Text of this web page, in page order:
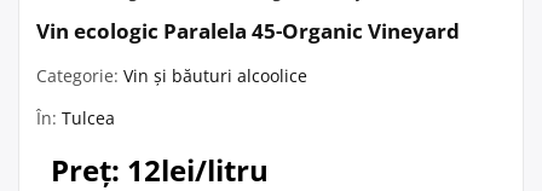
Vin ecologic Paralela 45-Organic Vineyard
Categorie: Vin și băuturi alcoolice
În: Tulcea
Preț: 12lei/litru